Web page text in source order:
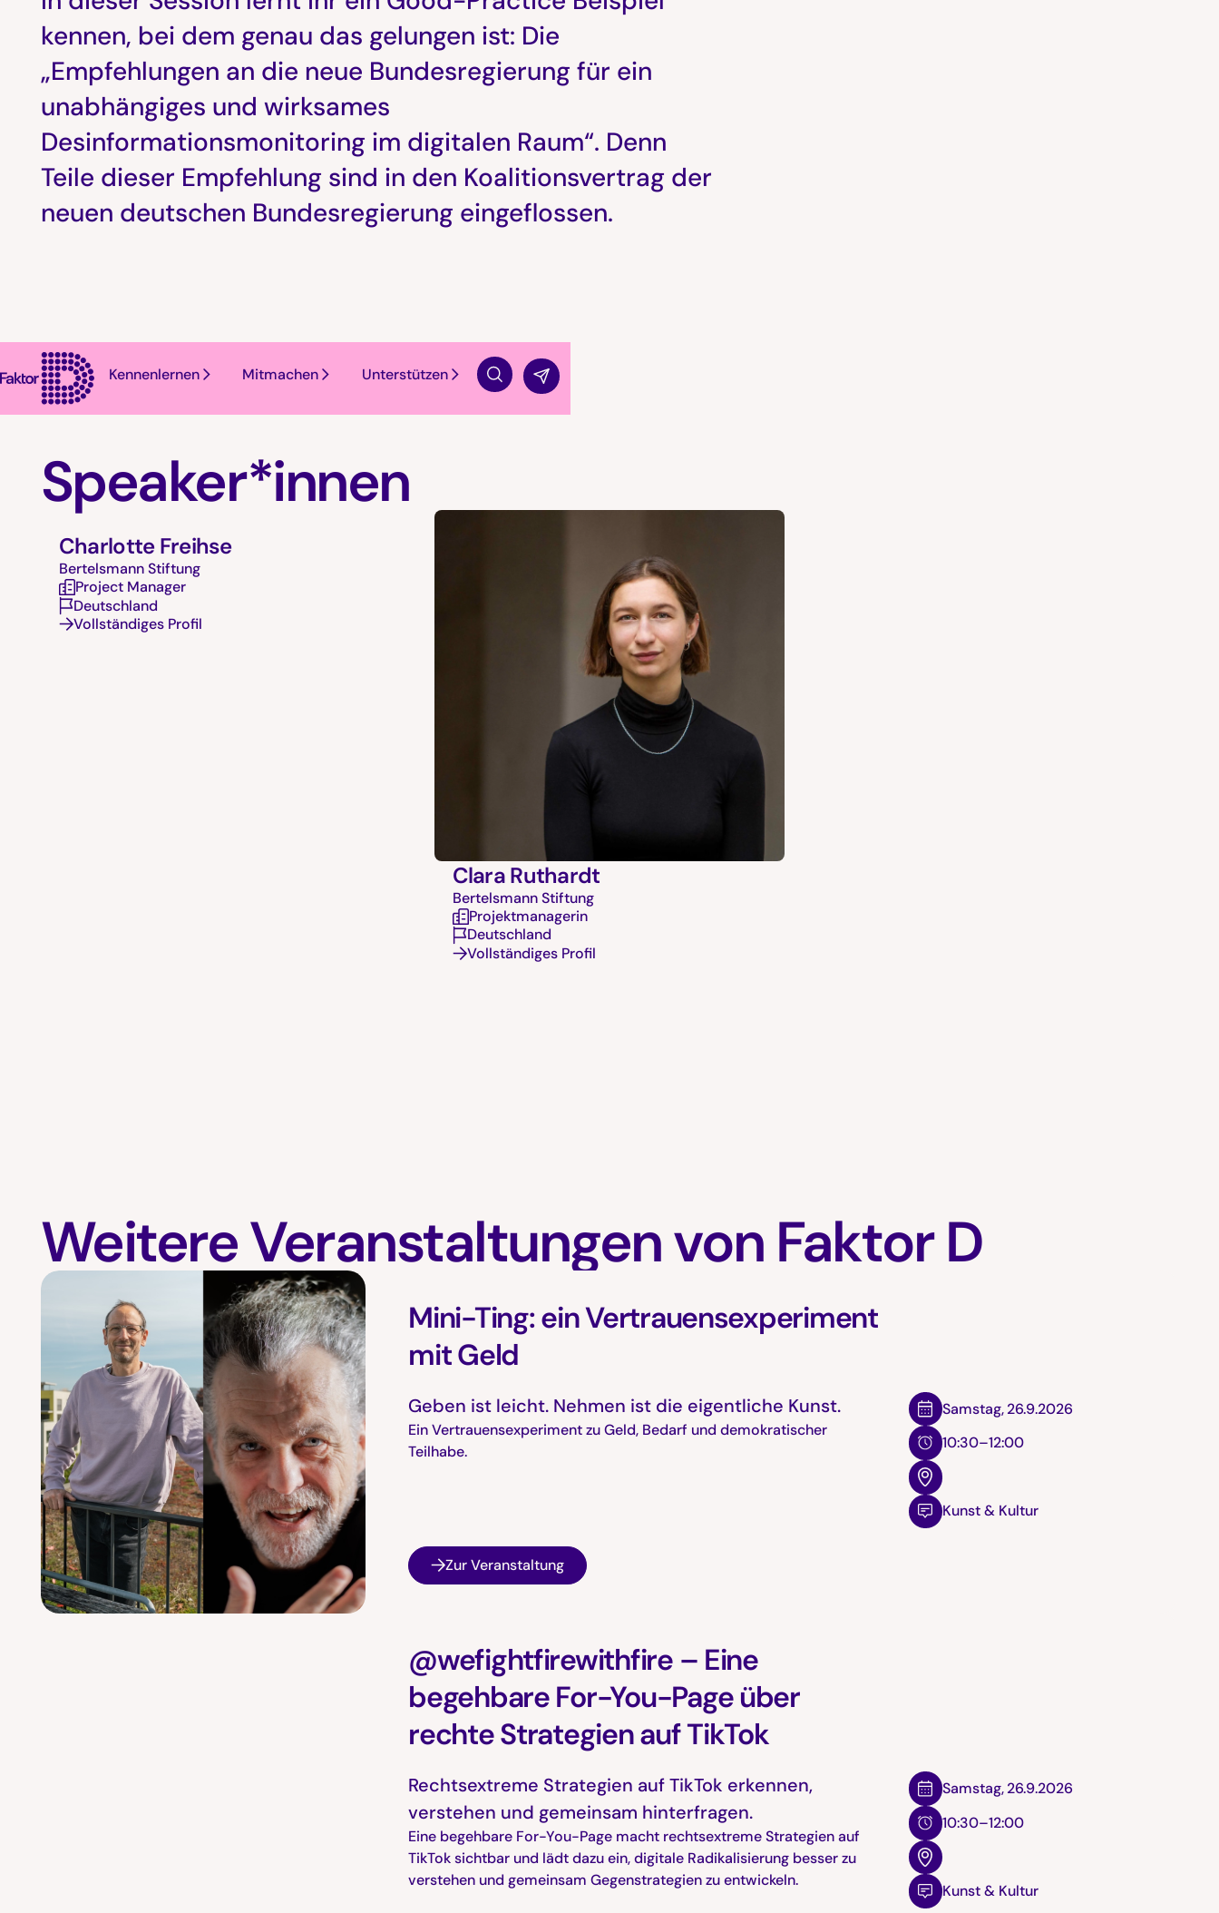
kennen, bei dem genau das gelungen ist: Die
„Empfehlungen an die neue Bundesregierung für ein
unabhängiges und wirksames
Desinformationsmonitoring im digitalen Raum“. Denn
Teile dieser Empfehlung sind in den Koalitionsvertrag der
neuen deutschen Bundesregierung eingeflossen.
Kennenlernen Mitmachen Unterstützen
Suche
Speaker*innen
Charlotte Freihse
Bertelsmann Stiftung
Project Manager
Deutschland
Vollständiges Profil
Clara Ruthardt
Bertelsmann Stiftung
Projektmanagerin
Deutschland
Vollständiges Profil
Weitere Veranstaltungen von Faktor D
Mini-Ting: ein Vertrauensexperiment
mit Geld
Geben ist leicht. Nehmen ist die eigentliche Kunst.
Ein Vertrauensexperiment zu Geld, Bedarf und demokratischer
Teilhabe.
Samstag,26.9.2026
10:30–12:00
Kunst & Kultur
Zur Veranstaltung
@wefightfirewithfire – Eine
begehbare For-You-Page über
rechte Strategien auf TikTok
Rechtsextreme Strategien auf TikTok erkennen,
verstehen und gemeinsam hinterfragen.
Eine begehbare For-You-Page macht rechtsextreme Strategien auf
TikTok sichtbar und lädt dazu ein, digitale Radikalisierung besser zu
verstehen und gemeinsam Gegenstrategien zu entwickeln.
Samstag,26.9.2026
10:30–12:00
Kunst & Kultur